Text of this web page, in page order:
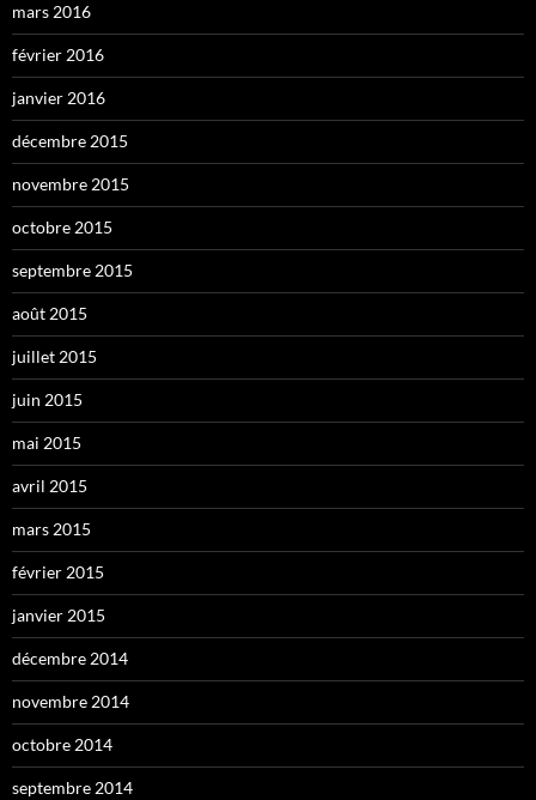
mars 2016
février 2016
janvier 2016
décembre 2015
novembre 2015
octobre 2015
septembre 2015
août 2015
juillet 2015
juin 2015
mai 2015
avril 2015
mars 2015
février 2015
janvier 2015
décembre 2014
novembre 2014
octobre 2014
septembre 2014